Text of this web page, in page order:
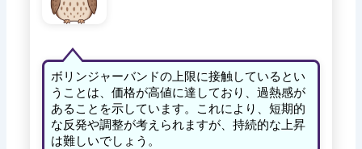
ボリンジャーバンドの上限に接触しているとい
うことは、価格が高値に達しており、過熱感が
あることを示しています。これにより、短期的
な反発や調整が考えられますが、持続的な上昇
は難しいでしょう。